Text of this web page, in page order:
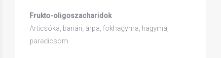
Frukto-oligoszacharidok
Articsóka, banán, árpa, fokhagyma, hagyma,
paradicsom.